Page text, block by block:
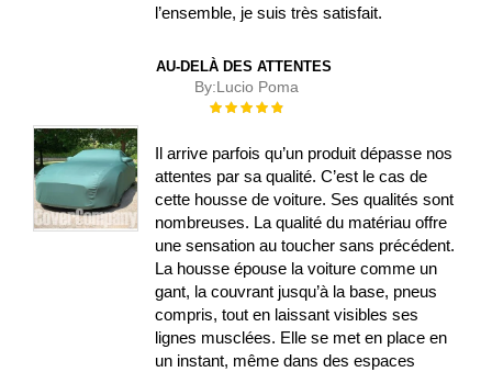
l’ensemble, je suis très satisfait.
AU-DELÀ DES ATTENTES
By:Lucio Poma
Évaluation :
Il arrive parfois qu’un produit dépasse nos
attentes par sa qualité. C’est le cas de
cette housse de voiture. Ses qualités sont
nombreuses. La qualité du matériau offre
une sensation au toucher sans précédent.
La housse épouse la voiture comme un
gant, la couvrant jusqu’à la base, pneus
compris, tout en laissant visibles ses
lignes musclées. Elle se met en place en
un instant, même dans des espaces